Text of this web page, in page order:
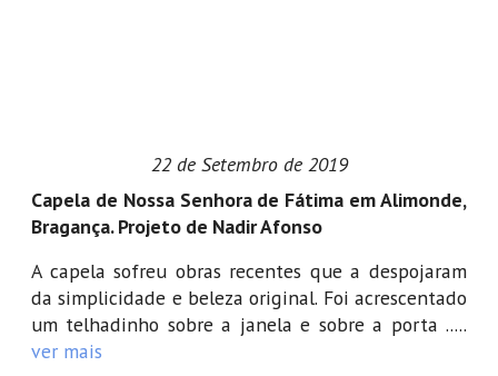
22 de Setembro de 2019
Capela de Nossa Senhora de Fátima em Alimonde,
Bragança. Projeto de Nadir Afonso
A capela sofreu obras recentes que a despojaram
da simplicidade e beleza original. Foi acrescentado
um telhadinho sobre a janela e sobre a porta .....
ver mais